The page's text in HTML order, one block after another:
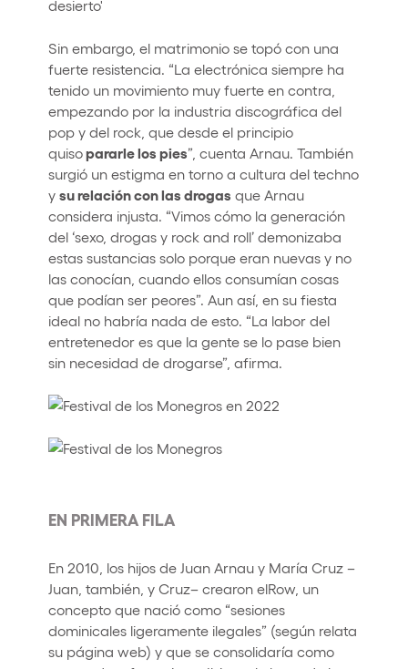
Sin embargo, el matrimonio se topó con una
fuerte resistencia. “La electrónica siempre ha
tenido un movimiento muy fuerte en contra,
empezando por la industria discográfica del
pop y del rock, que desde el principio
quisopararle los pies”, cuenta Arnau. También
surgió un estigma en torno a cultura del techno
y su relación con las drogas que Arnau
considera injusta. “Vimos cómo la generación
del ‘sexo, drogas y rock and roll’ demonizaba
estas sustancias solo porque eran nuevas y no
las conocían, cuando ellos consumían cosas
que podían ser peores”. Aun así, en su fiesta
ideal no habría nada de esto. “La labor del
entretenedor es que la gente se lo pase bien
sin necesidad de drogarse”, afirma.
EN PRIMERA FILA
En 2010, los hijos de Juan Arnau y María Cruz –
Juan, también, y Cruz– crearon elRow, un
concepto que nació como “sesiones
dominicales ligeramente ilegales” (según relata
su página web) y que se consolidaría como